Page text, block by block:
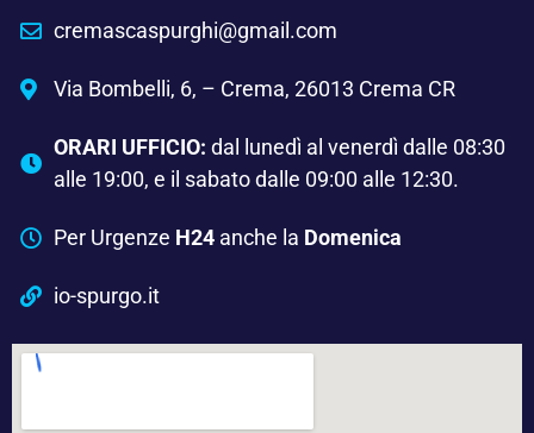
cremascaspurghi@gmail.com
Via Bombelli, 6, – Crema, 26013 Crema CR
ORARI UFFICIO: dal lunedì al venerdì dalle 08:30
alle 19:00, e il sabato dalle 09:00 alle 12:30.
Per Urgenze H24 anche la Domenica
io-spurgo.it